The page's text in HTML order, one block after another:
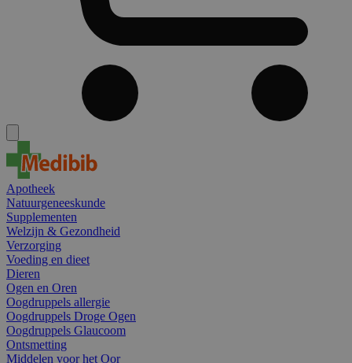
Apotheek
Natuurgeneeskunde
Supplementen
Welzijn & Gezondheid
Verzorging
Voeding en dieet
Dieren
Ogen en Oren
Oogdruppels allergie
Oogdruppels Droge Ogen
Oogdruppels Glaucoom
Ontsmetting
Middelen voor het Oor